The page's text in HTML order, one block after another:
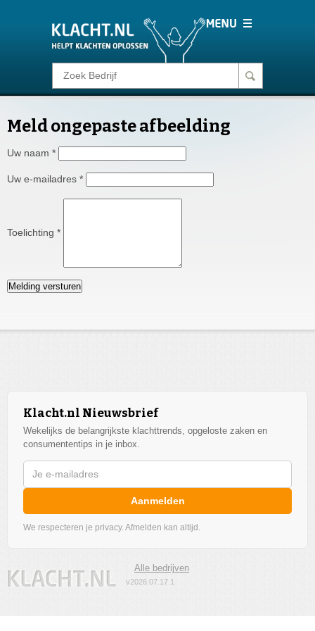
Klacht melden
Consumentenrecht
Barometer
Meld ongepaste afbeelding
Uw naam *
Uw e-mailadres *
Toelichting *
Melding versturen
Klacht.nl Nieuwsbrief
Wekelijks de belangrijkste klachttrends, opgeloste zaken en
consumententips in je inbox.
Aanmelden
We respecteren je privacy. Afmelden kan altijd.
Alle bedrijven
v2026.07.17.1